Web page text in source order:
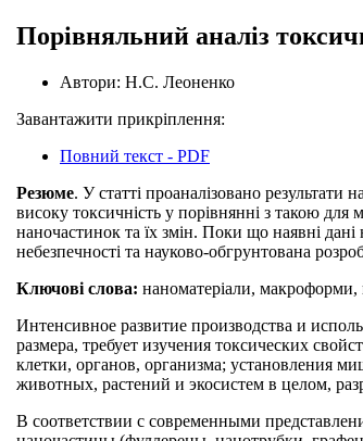
Порівняльний аналіз
Автори: Н.С. Леоненко
Завантажити прикріплення:
Повний текст - PDF
Резюме. У статті проаналізовано
високу токсичність у порівнянні з такою для
наночастинок та їх змін. Поки що наявні дані
небезпечності та науково-обгрунтована
Ключові слова: наноматеріали, макроформи,
Интенсивное развитие производства и
размера, требует изучения токсических
клетки, органов, организма; установления
животных, растений и экосистем в целом,
В соответствии с современными